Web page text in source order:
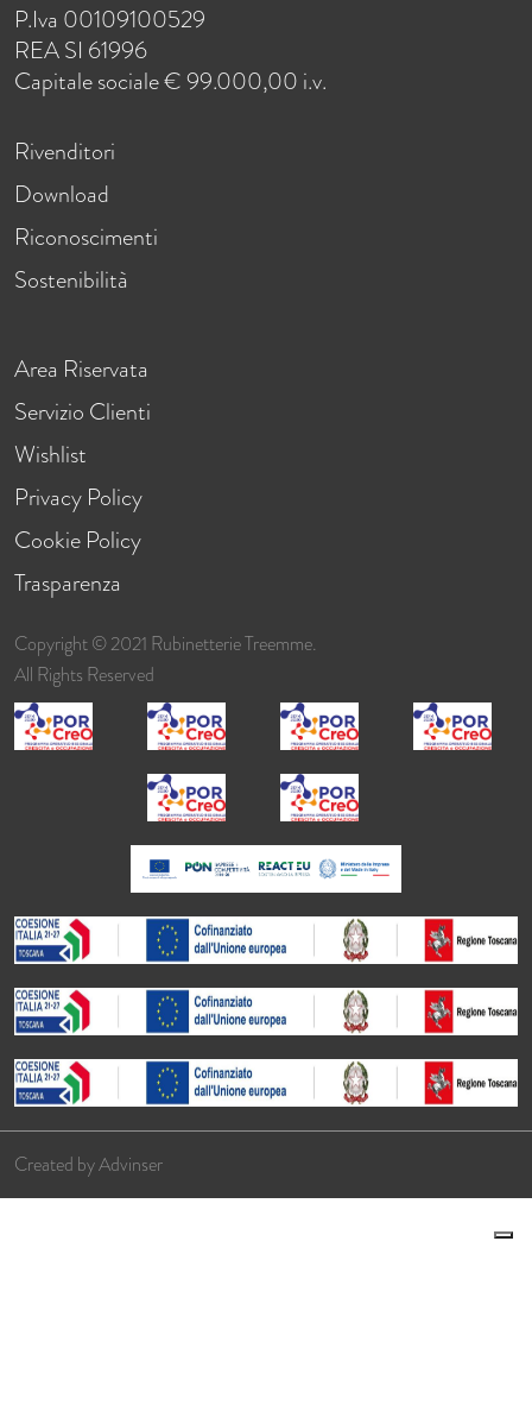
P.Iva 00109100529
REA SI 61996
Capitale sociale € 99.000,00 i.v.
Rivenditori
Download
Riconoscimenti
Sostenibilità
Area Riservata
Servizio Clienti
Wishlist
Privacy Policy
Cookie Policy
Trasparenza
Copyright © 2021 Rubinetterie Treemme.
All Rights Reserved
Created byAdvinser